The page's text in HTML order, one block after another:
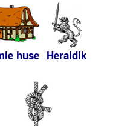
huse Heraldik